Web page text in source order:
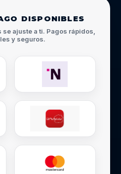
DISPONIBLES
se ajuste a ti. Pagos rápidos,
y seguros.